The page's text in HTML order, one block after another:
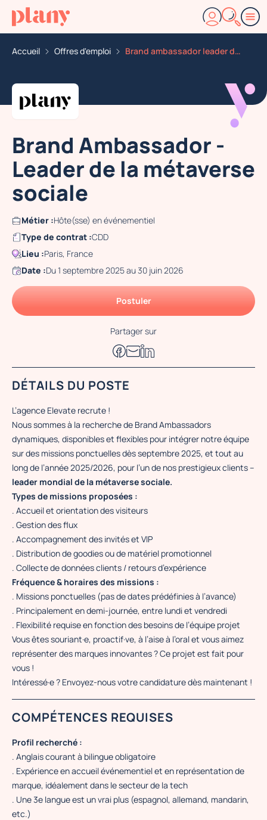
Accueil Offres d'emploi Brand ambassador leader de la metaverse sociale
Brand Ambassador -
Leader de la métaverse
sociale
Métier :Hôte(sse) en événementiel
Type de contrat :CDD
Lieu :Paris, France
Date :Du 1 septembre 2025 au 30 juin 2026
Postuler
Partager sur
DÉTAILS DU POSTE
L’agence Elevate recrute !
Nous sommes à la recherche de Brand Ambassadors
dynamiques, disponibles et flexibles pour intégrer notre équipe
sur des missions ponctuelles dès septembre 2025, et tout au
long de l’année 2025/2026, pour l’un de nos prestigieux clients –
leader mondial de la métaverse sociale.
Types de missions proposées :
. Accueil et orientation des visiteurs
. Gestion des flux
. Accompagnement des invités et VIP
. Distribution de goodies ou de matériel promotionnel
. Collecte de données clients / retours d’expérience
Fréquence & horaires des missions :
. Missions ponctuelles (pas de dates prédéfinies à l’avance)
. Principalement en demi-journée, entre lundi et vendredi
. Flexibilité requise en fonction des besoins de l’équipe projet
Vous êtes souriant·e, proactif·ve, à l’aise à l’oral et vous aimez
représenter des marques innovantes ? Ce projet est fait pour
vous !
Intéressé·e ? Envoyez-nous votre candidature dès maintenant !
COMPÉTENCES REQUISES
Profil recherché :
. Anglais courant à bilingue obligatoire
. Expérience en accueil événementiel et en représentation de
marque, idéalement dans le secteur de la tech
. Une 3e langue est un vrai plus (espagnol, allemand, mandarin,
etc.)